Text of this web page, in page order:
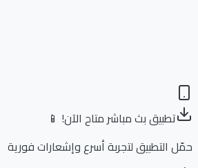
تطبيق بث مباشر متاح الآن! 📱
التطبيق لتجربة أسرع وإشعارات فورية